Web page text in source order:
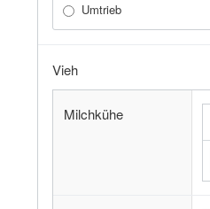
Umtrieb
Vieh
Milchkühe